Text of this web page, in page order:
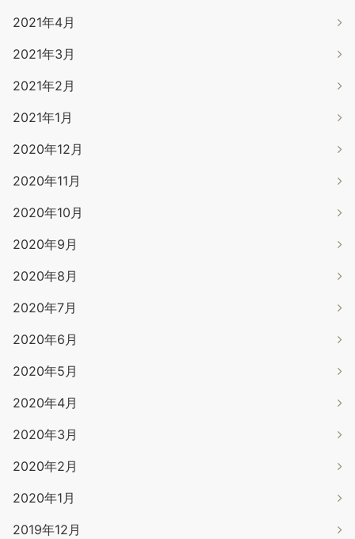
2021年4月
2021年3月
2021年2月
2021年1月
2020年12月
2020年11月
2020年10月
2020年9月
2020年8月
2020年7月
2020年6月
2020年5月
2020年4月
2020年3月
2020年2月
2020年1月
2019年12月